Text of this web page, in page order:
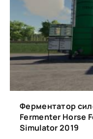
Ферментатор
Fermenter Horse
Simulator 2019